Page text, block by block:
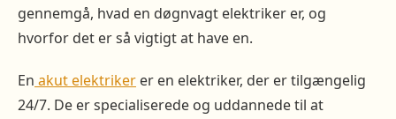
gennemgå, hvad en døgnvagt elektriker er, og
hvorfor det er så vigtigt at have en.
En akut elektriker er en elektriker, der er tilgængelig
24/7. De er specialiserede og uddannede til at